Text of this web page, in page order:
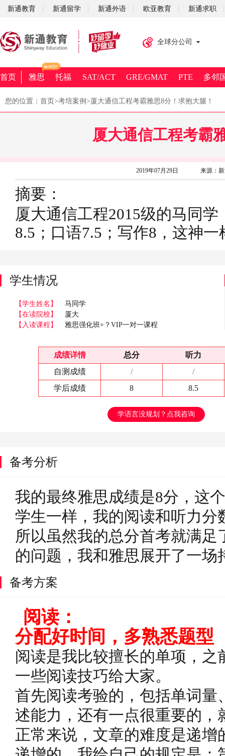
新通教育 新通留学 新通外语 欧亚教育 新通求职
全球分公司
首页 雅思 托福 SAT/ACT GRE/GMAT PTE 多邻
您的位置： 首页 >考培案例 >厦大通信工程考霸雅思8分！求抱大腿！
厦大通信工程考霸
2019年07月29日 来源：
摘要：
厦大通信工程2015级的马同
8.5；口语7.5；写作8，这神
学生情况
【学生姓名】
马同学
【在读院校】
厦大
【入读课程】
雅思强化班+？VIP一对一课程
成绩详情 总分
听力
自测成绩
/
/
学后成绩
8 8.5
学语言没规划？点我咨询
备考分析
我的最终雅思成绩是8分，这
学生一样，我的阅读和听力
所以虽然我的总分首考就满
的问题，我和雅思展开了一场
备考方案
阅读：
分配好时间，多熟悉题型
阅读是我比较擅长的单项，之
一些阅读技巧给大家。
首先阅读考验的，包括单词
述能力，还有一点很重要的，
正常来说，文章的难度是递